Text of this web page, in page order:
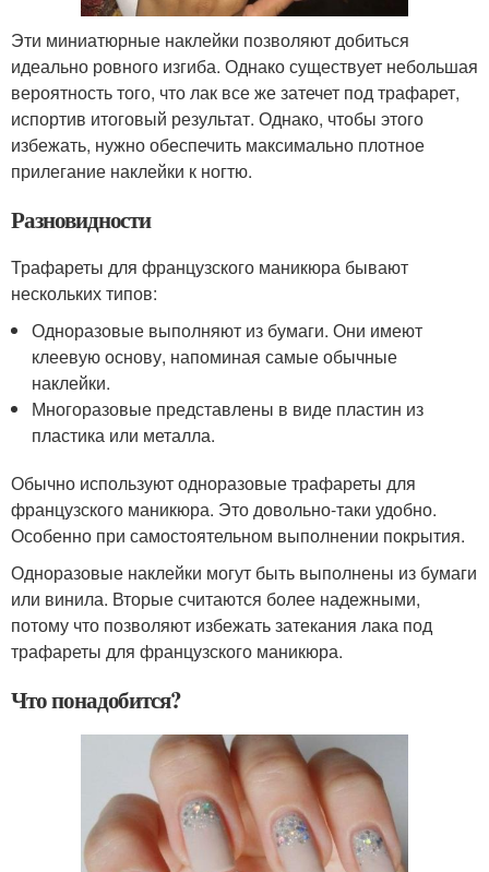
Эти миниатюрные наклейки позволяют добиться
идеально ровного изгиба. Однако существует небольшая
вероятность того, что лак все же затечет под трафарет,
испортив итоговый результат. Однако, чтобы этого
избежать, нужно обеспечить максимально плотное
прилегание наклейки к ногтю.
Разновидности
Трафареты для французского маникюра бывают
нескольких типов:
Одноразовые выполняют из бумаги. Они имеют
клеевую основу, напоминая самые обычные
наклейки.
Многоразовые представлены в виде пластин из
пластика или металла.
Обычно используют одноразовые трафареты для
французского маникюра. Это довольно-таки удобно.
Особенно при самостоятельном выполнении покрытия.
Одноразовые наклейки могут быть выполнены из бумаги
или винила. Вторые считаются более надежными,
потому что позволяют избежать затекания лака под
трафареты для французского маникюра.
Что понадобится?